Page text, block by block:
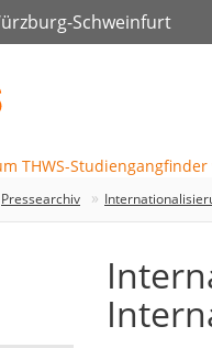
Schweinfurt
Pressearchiv